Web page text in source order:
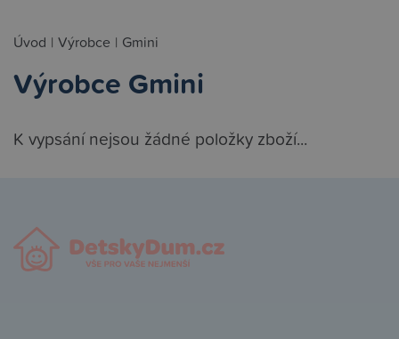
Úvod | Výrobce | Gmini
Výrobce Gmini
K vypsání nejsou žádné položky zboží...